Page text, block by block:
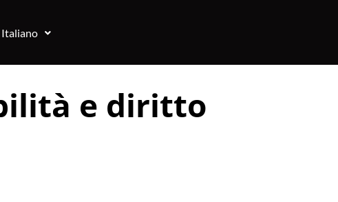
Italiano
e diritto